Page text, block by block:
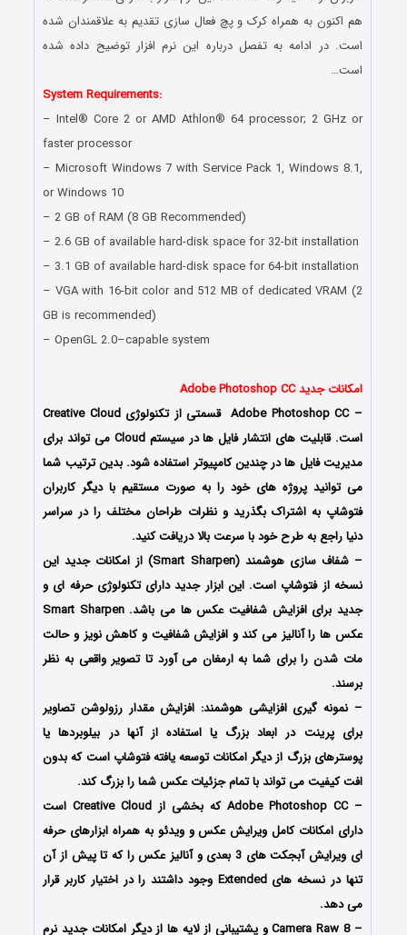
هم اکنون به همراه کرک و پچ فعال سازی تقدیم به علاقمندان شده
است. در ادامه به تفصل درباره این نرم افزار توضیح داده شده
است…
System Requirements:
– Intel® Core 2 or AMD Athlon® 64 processor; 2 GHz or
faster processor
– Microsoft Windows 7 with Service Pack 1, Windows 8.1,
or Windows 10
– 2 GB of RAM (8 GB Recommended)
– 2.6 GB of available hard-disk space for 32-bit installation
– 3.1 GB of available hard-disk space for 64-bit installation
– VGA with 16-bit color and 512 MB of dedicated VRAM (2
GB is recommended)
– OpenGL 2.0–capable system
امکانات جدید Adobe Photoshop CC
– Adobe Photoshop CC قسمتی از تکنولوژی Creative Cloud
است. قابلیت های انتشار فایل ها در سیستم Cloud می تواند برای
مدیریت فایل ها در چندین کامپیوتر استفاده شود. بدین ترتیب شما
می توانید پروژه های خود را به صورت مستقیم با دیگر کاربران
فتوشاپ به اشتراک بگذرید و نظرات طراحان مختلف را در سراسر
دنیا راجع به طرح خود با سرعت بالا دریافت کنید.
– شفاف سازی هوشمند (Smart Sharpen) از امکانات جدید این
نسخه از فتوشاپ است. این ابزار جدید دارای تکنولوژی حرفه ای و
جدید برای افزایش شفافیت عکس ها می باشد. Smart Sharpen
عکس ها را آنالیز می کند و افزایش شفافیت و کاهش نویز و حالت
مات شدن را برای شما به ارمغان می آورد تا تصویر واقعی به نظر
برسند.
– نمونه گیری افزایشی هوشمند: افزایش مقدار رزولوشن تصاویر
برای پرینت در ابعاد بزرگ یا استفاده از آنها در بیلوبردها یا
پوسترهای بزرگ از دیگر امکانات توسعه یافته فتوشاپ است که بدون
افت کیفیت می تواند با تمام جزئیات عکس شما را بزرگ کند.
– Adobe Photoshop CC که بخشی از Creative Cloud است
دارای امکانات کامل ویرایش عکس و ویدئو به همراه ابزارهای حرفه
ای ویرایش آبجکت های 3 بعدی و آنالیز عکس را که تا پیش از آن
تنها در نسخه های Extended وجود داشتند را در اختیار کاربر قرار
می دهد.
– Camera Raw 8 و پشتیبانی از لایه ها از دیگر امکانات جدید نرم